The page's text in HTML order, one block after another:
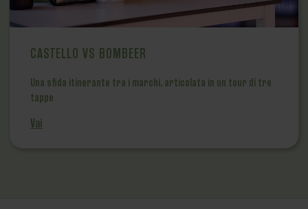
CASTELLO VS BOMBEER
Una sfida itinerante tra i marchi, articolata in un tour di tre
tappe
Vai